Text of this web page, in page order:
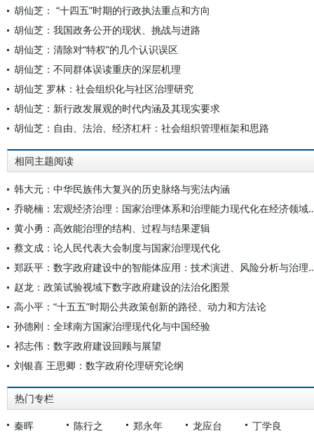
胡仙芝： “十四五”时期的行政执法重点和方向
胡仙芝：我国政务公开的现状、挑战与进路
胡仙芝：清除对“特权”的几个认识误区
胡仙芝：不同群体误读重庆的深层机理
胡仙芝 罗林：社会组织化与社区治理研究
胡仙芝：新行政发展观的时代内涵及其现实要求
胡仙芝：自由、法治、经济杠杆：社会组织管理框架和思路
相同主题阅读
韩大元：中华民族伟大复兴的历史脉络与宪法内涵
乔晓楠：宏观经济治理：国家治
黄小勇：高效能治理的结构、过程与结果逻辑
蔡文成：论人民代表大会制度与国家治理现代化
郑跃平：数字政府建设中的智
赵龙：政策试验视域下数字政府建设的法治化图景
高小平：“十五五”时期公共政策创新的路径、动力和方法论
孙德刚：全球南方国家治理现代化与中国经验
祁志伟：数字政府建设回顾与展望
刘银喜 王思卿：数字政府伦理研究论纲
热门专栏
秦晖 陈行之 郑永年 龙应台 丁学良